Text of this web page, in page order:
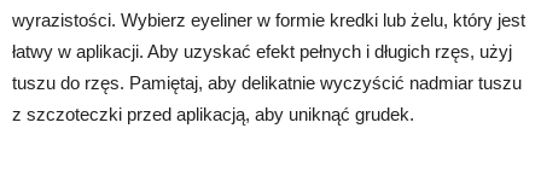
wyrazistości. Wybierz eyeliner w formie kredki lub żelu, który jest
łatwy w aplikacji. Aby uzyskać efekt pełnych i długich rzęs, użyj
tuszu do rzęs. Pamiętaj, aby delikatnie wyczyścić nadmiar tuszu
z szczoteczki przed aplikacją, aby uniknąć grudek.